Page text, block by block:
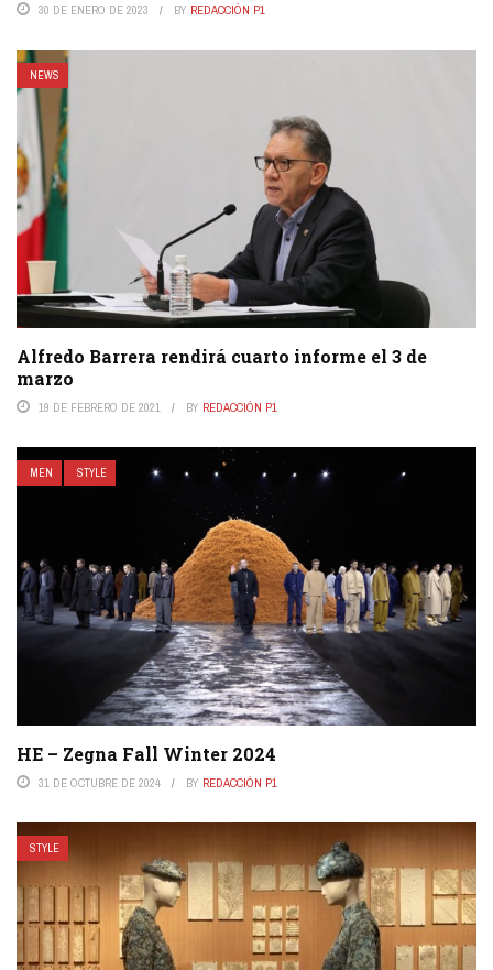
30 DE ENERO DE 2023 BY REDACCIÓN P1
NEWS
Alfredo Barrera rendirá cuarto informe el 3 de
marzo
19 DE FEBRERO DE 2021 BY REDACCIÓN P1
MEN STYLE
HE – Zegna Fall Winter 2024
31 DE OCTUBRE DE 2024 BY REDACCIÓN P1
STYLE